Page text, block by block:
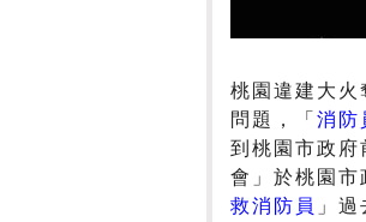
桃園違建大火
問題，「 消防
到桃園市政府
會」於桃園市
救消防員 」